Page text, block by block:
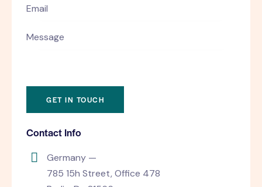
Contact Info
Germany —
785 15h Street, Office 478